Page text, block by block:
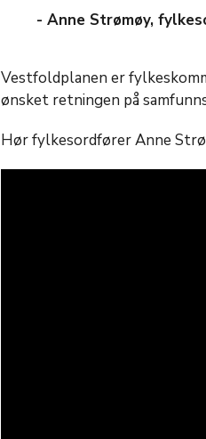
- Anne Strømøy,
Vestfoldplanen er
ønsket retningen på
Hør fylkesordfører Anne